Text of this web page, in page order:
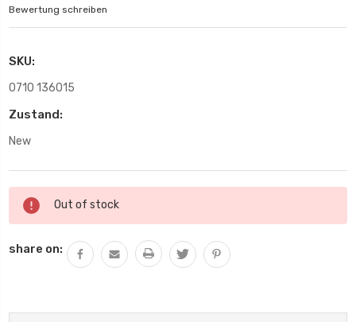
Bewertung schreiben
SKU:
0710 136015
Zustand:
New
Aktueller
Lagerbestand:
Out of stock
share on: